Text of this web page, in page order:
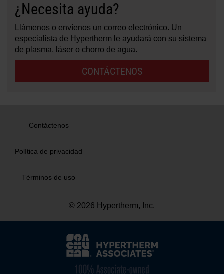
¿Necesita ayuda?
Llámenos o envíenos un correo electrónico. Un
especialista de Hypertherm le ayudará con su sistema
de plasma, láser o chorro de agua.
CONTÁCTENOS
Contáctenos
Política de privacidad
Términos de uso
© 2026 Hypertherm, Inc.